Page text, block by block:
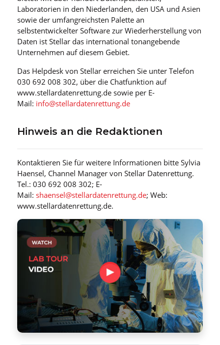
Laboratorien in den Niederlanden, den USA und Asien
sowie der umfangreichsten Palette an
selbstentwickelter Software zur Wiederherstellung von
Daten ist Stellar das international tonangebende
Unternehmen auf diesem Gebiet.
Das Helpdesk von Stellar erreichen Sie unter Telefon
030 692 008 302, über die Chatfunktion auf
www.stellardatenrettung.de sowie per E-
Mail: info@stellardatenrettung.de
Hinweis an die Redaktionen
Kontaktieren Sie für weitere Informationen bitte Sylvia
Haensel, Channel Manager von Stellar Datenrettung.
Tel.: 030 692 008 302; E-
Mail:shaensel@stellardatenrettung.de; Web:
www.stellardatenrettung.de.